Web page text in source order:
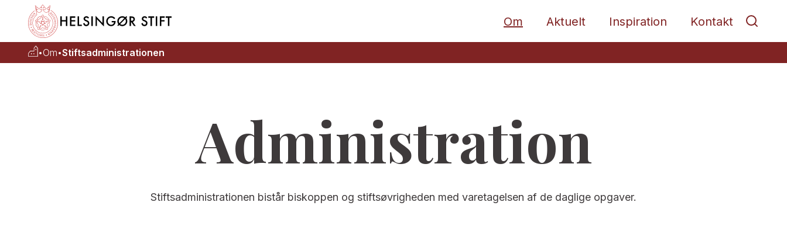
Om Aktuelt Inspiration Kontakt
•Om•Stiftsadministrationen
Administration
Stiftsadministrationen bistår biskoppen og stiftsøvrigheden med varetagelsen af de daglige opgaver.